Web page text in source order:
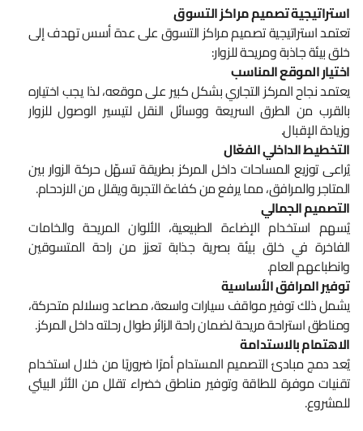
استراتيجية تصميم مراكز التسوق
تعتمد استراتيجية تصميم مراكز التسوق على عدة أسس تهدف إلى
خلق بيئة جاذبة ومريحة للزوار:
اختيار الموقع المناسب
يعتمد نجاح المركز التجاري بشكل كبير على موقعه، لذا يجب اختياره
بالقرب من الطرق السريعة ووسائل النقل لتيسير الوصول للزوار
وزيادة الإقبال.
التخطيط الداخلي الفعّال
يُراعى توزيع المساحات داخل المركز بطريقة تسهّل حركة الزوار بين
المتاجر والمرافق، مما يرفع من كفاءة التجربة ويقلل من الازدحام.
التصميم الجمالي
يُسهم استخدام الإضاءة الطبيعية، الألوان المريحة والخامات
الفاخرة في خلق بيئة بصرية جذابة تعزز من راحة المتسوقين
وانطباعهم العام.
توفير المرافق الأساسية
يشمل ذلك توفير مواقف سيارات واسعة، مصاعد وسلالم متحركة،
ومناطق استراحة مريحة لضمان راحة الزائر طوال رحلته داخل المركز.
الاهتمام بالاستدامة
يُعد دمج مبادئ التصميم المستدام أمرًا ضروريًا من خلال استخدام
تقنيات موفرة للطاقة وتوفير مناطق خضراء تقلل من الأثر البيئي
للمشروع.